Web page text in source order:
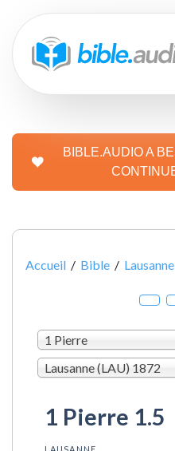
BIBLE.AUDIO A
Accueil / Bible / Lausanne
1 Pierre
Lausanne (LAU) 1872
1 Pierre 1.5
LAUSANNE